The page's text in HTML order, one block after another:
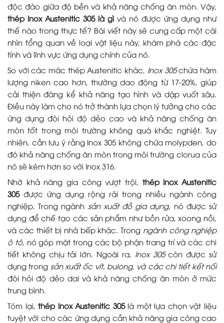
độc đáo giữa độ bền và khả năng chống ăn mòn. Vậy,
thép Inox Austenitic 305 là gìvà nó được ứng dụng như
thế nào trong thực tế? Bài viết này sẽ cung cấp một cái
nhìn tổng quan về loại vật liệu này, khám phá các đặc
tính và lĩnh vực ứng dụng chính của nó.
So với các mác thép Austenitic khác, Inox 305chứa hàm
lượng niken cao hơn, thường dao động từ 17-20%, giúp
cải thiện đáng kể khả năng tạo hình và dập vuốt sâu.
Điều này làm cho nó trở thành lựa chọn lý tưởng cho các
ứng dụng đòi hỏi độ dẻo cao và khả năng chống ăn
mòn tốt trong môi trường không quá khắc nghiệt. Tuy
nhiên, cần lưu ý rằng Inox 305 không chứa molypden, do
đó khả năng chống ăn mòn trong môi trường clorua của
nó sẽ kém hơn so với Inox 316.
Nhờ khả năng gia công vượt trội, thép Inox Austenitic
305được ứng dụng rộng rãi trong nhiều ngành công
nghiệp. Trong ngành sản xuất đồ gia dụng, nó được sử
dụng để chế tạo các sản phẩm như bồn rửa, xoong nồi,
và các thiết bị nhà bếp khác. Trong ngành công nghiệp
ô tô, nó góp mặt trong các bộ phận trang trí và các chi
tiết không chịu tải lớn. Ngoài ra, Inox 305còn được sử
dụng trong sản xuất ốc vít, bulong, và các chi tiết kết nối
đòi hỏi độ dẻo dai và khả năng chống ăn mòn ở mức
trung bình.
Tóm lại,thép Inox Austenitic 305là một lựa chọn vật liệu
tuyệt vời cho các ứng dụng cần khả năng gia công cao